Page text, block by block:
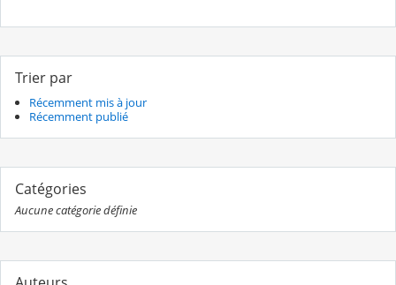
Trier par
Récemment mis à jour
Récemment publié
Catégories
Aucune catégorie définie